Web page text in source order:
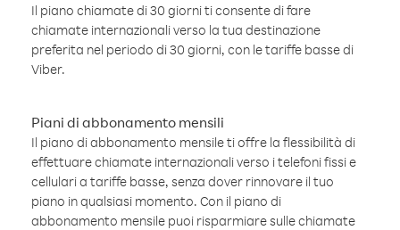
Il piano chiamate di 30 giorni ti consente di fare
chiamate internazionali verso la tua destinazione
preferita nel periodo di 30 giorni, con le tariffe basse di
Viber.
Piani di abbonamento mensili
Il piano di abbonamento mensile ti offre la flessibilità di
effettuare chiamate internazionali verso i telefoni fissi e
cellulari a tariffe basse, senza dover rinnovare il tuo
piano in qualsiasi momento. Con il piano di
abbonamento mensile puoi risparmiare sulle chiamate